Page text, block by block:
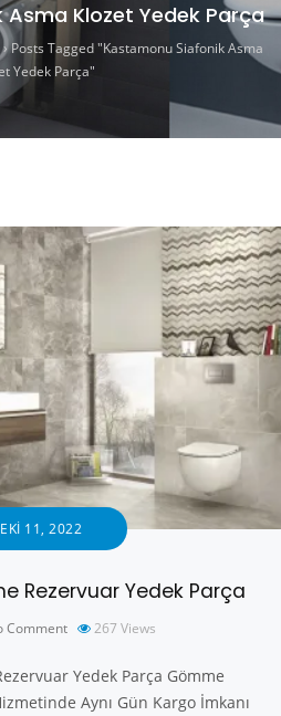
Klozet Yedek Parça
›Posts Tagged "Kastamonu Siafonik Asma
Yedek Parça"
11, 2022
Rezervuar Yedek Parça
Comment 267 Views
Yedek Parça Gömme
Aynı Gün Kargo İmkanı